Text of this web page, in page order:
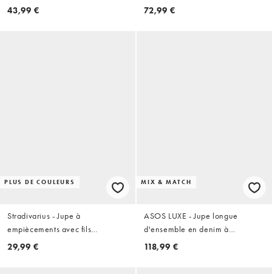
43,99 €
côté en maille fine - Bleu pastel
72,99 €
PLUS DE COULEURS
Stradivarius - Jupe à
empiècements avec fils
métallisés - Bleu ciel
29,99 €
MIX & MATCH
ASOS LUXE - Jupe longue
d'ensemble en denim à
ornements - Bleu clair
118,99 €